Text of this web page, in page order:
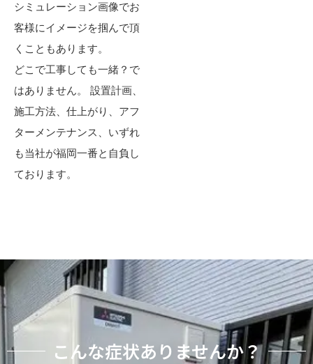
シミュレーション画像でお
客様にイメージを掴んで頂
くこともあります。
どこで工事しても一緒？で
はありません。 設置計画、
施工方法、仕上がり、アフ
ターメンテナンス、いずれ
も当社が福岡一番と自負し
ております。
こんな症状ありませんか？